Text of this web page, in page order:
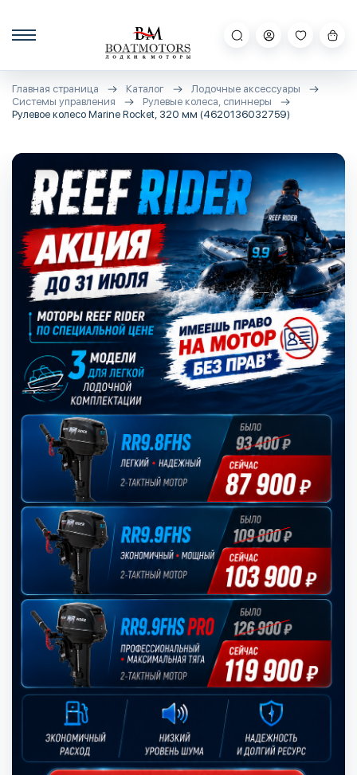
Главная страница Каталог
Лодочные аксессуары
Системы управления
Рулевые колеса, спиннеры
Рулевое колесо Marine Rocket, 320 мм (4620136032759)